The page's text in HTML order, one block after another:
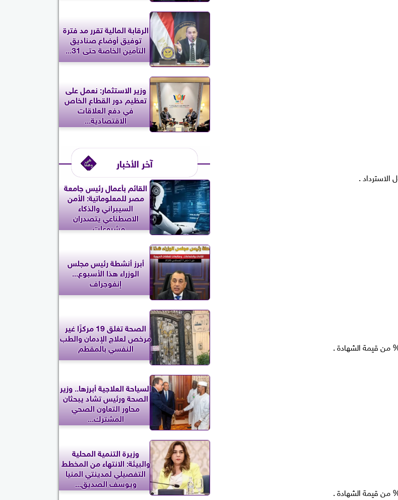
الرقابة المالية تقرر مد فترة
توفيق أوضاع صناديق
التأمين الخاصة حتى 31...
وزير الاستثمار: نعمل على
تعظيم دور القطاع الخاص
في دفع العلاقات
الاقتصادية...
آخر الأخبار
القائم بأعمال رئيس جامعة
مصر للمعلوماتية: الأمن
السيبراني والذكاء
الاصطناعي يتصدران
مشروعات...
أبرز أنشطة رئيس مجلس
الوزراء هذا الأسبوع...
إنفوجراف
الصحة تغلق 19 مركزًا غير
مرخص لعلاج الإدمان والطب
النفسي بالمقطم
السياحة العلاجية أبرزها.. وزير
الصحة ورئيس تشاد يبحثان
محاور التعاون الصحي
المشترك...
وزيرة التنمية المحلية
والبيئة: الانتهاء من المخطط
التفصيلي لمدينتي المنيا
ويوسف الصديق...